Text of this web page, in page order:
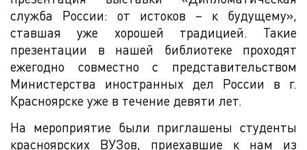
служба России: от истоков – к будущему»,
ставшая уже хорошей традицией. Такие
презентации в нашей библиотеке проходят
ежегодно совместно с представительством
Министерства иностранных дел России в г.
Красноярске уже в течение девяти лет.
На мероприятие были приглашены студенты
красноярских ВУЗов, приехавшие к нам из